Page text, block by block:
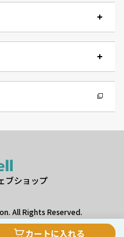
カートに入れる
ブショップ
All Rights Reserved.